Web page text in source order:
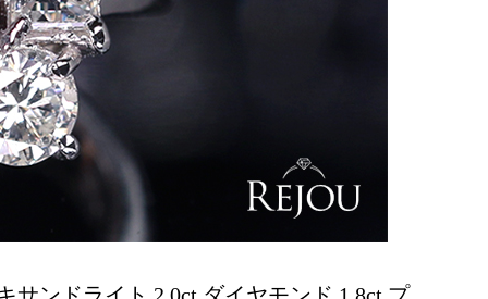
サンドライト 2.0ct ダイヤモンド 1.8ct プ